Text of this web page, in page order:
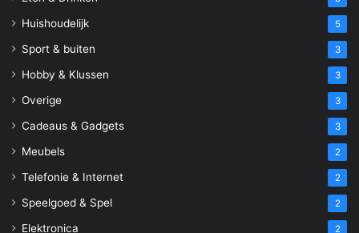
Huishoudelijk 5
Sport & buiten 3
Hobby & Klussen 3
Overige 3
Cadeaus & Gadgets 3
Meubels 2
Telefonie & Internet 2
Speelgoed & Spel 2
Elektronica 2